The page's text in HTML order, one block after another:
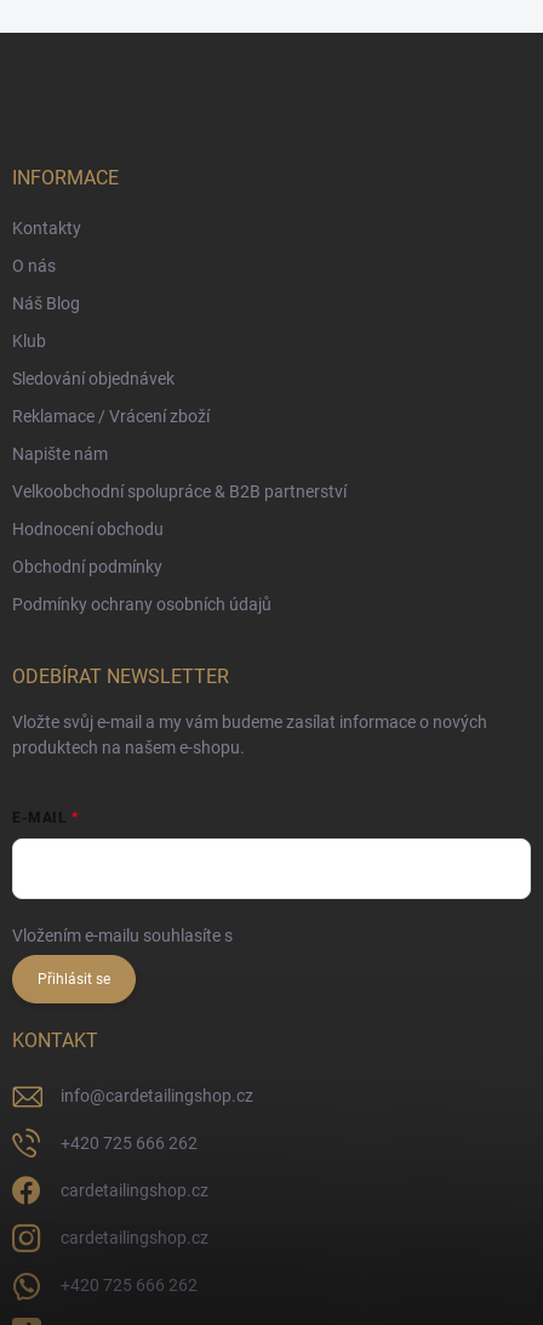
INFORMACE
Kontakty
O nás
Náš Blog
Klub
Sledování objednávek
Reklamace / Vrácení zboží
Napište nám
Velkoobchodní spolupráce & B2B partnerství
Hodnocení obchodu
Obchodní podmínky
Podmínky ochrany osobních údajů
ODEBÍRAT NEWSLETTER
Vložte svůj e-mail a my vám budeme zasílat informace o nových
produktech na našem e-shopu.
E-MAIL
Vložením e-mailu souhlasíte s
Přihlásit se
KONTAKT
info@cardetailingshop.cz
+420 725 666 262
cardetailingshop.cz
cardetailingshop.cz
+420 725 666 262